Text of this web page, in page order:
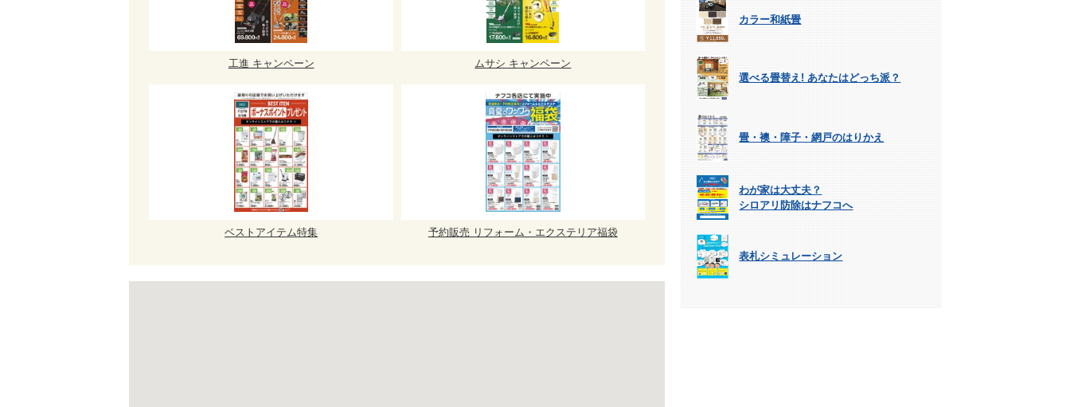
工進 キャンペーン ムサシ キャンペーン
ベストアイテム特集 予約販売 リフォーム・エクステリア福袋
カラー和紙畳
選べる畳替え! あなたはどっち派？
畳・襖・障子・網戸のはりかえ
わが家は大丈夫？
シロアリ防除はナフコへ
表札シミュレーション